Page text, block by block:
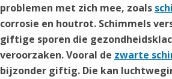
problemen met zich mee, zoals
corrosie en houtrot. Schimmels
giftige sporen die
veroorzaken. Vooral de zwarte
bijzonder giftig. Die kan